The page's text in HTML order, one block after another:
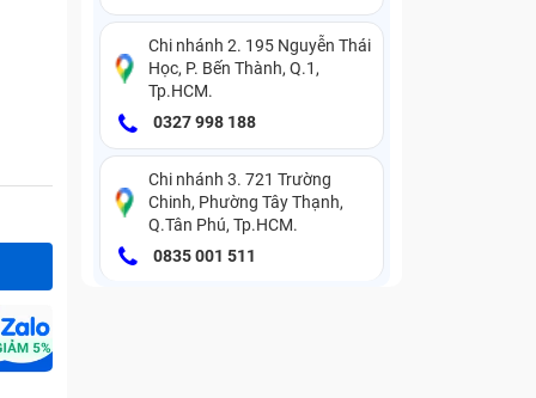
Chi nhánh 2. 195 Nguyễn Thái
Học, P. Bến Thành, Q.1,
Tp.HCM.
0327 998 188
Chi nhánh 3. 721 Trường
Chinh, Phường Tây Thạnh,
Q.Tân Phú, Tp.HCM.
0835 001 511